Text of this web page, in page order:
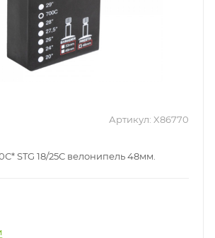
Артикул: X86770
STG 18/25С велонипель 48мм.